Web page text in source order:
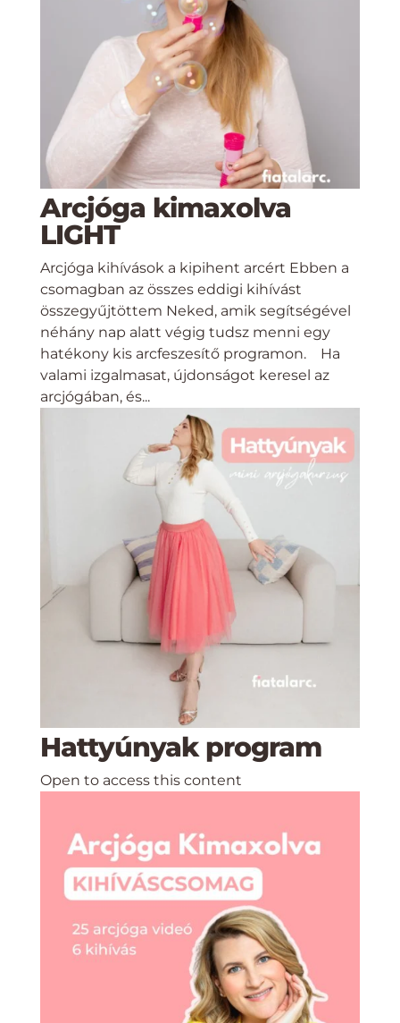
Arcjóga kimaxolva
LIGHT
Arcjóga kihívások a kipihent arcért Ebben a
csomagban az összes eddigi kihívást
összegyűjtöttem Neked, amik segítségével
néhány nap alatt végig tudsz menni egy
hatékony kis arcfeszesítő programon. Ha
valami izgalmasat, újdonságot keresel az
arcjógában, és...
Hattyúnyak program
Open to access this content